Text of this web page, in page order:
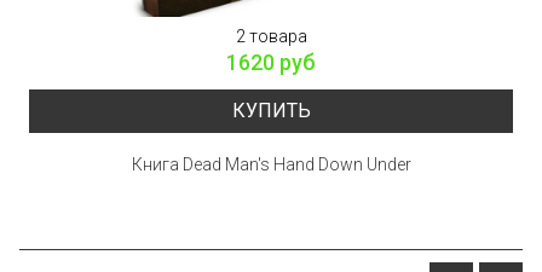
2 товара
1620 руб
КУПИТЬ
Книга Dead Man's Hand Down Under